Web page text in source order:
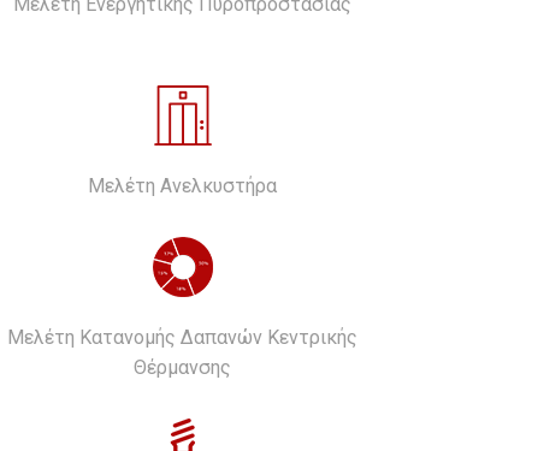
Μελέτη Ανελκυστήρα
Μελέτη Κατανομής Δαπανών Κεντρικής
Θέρμανσης